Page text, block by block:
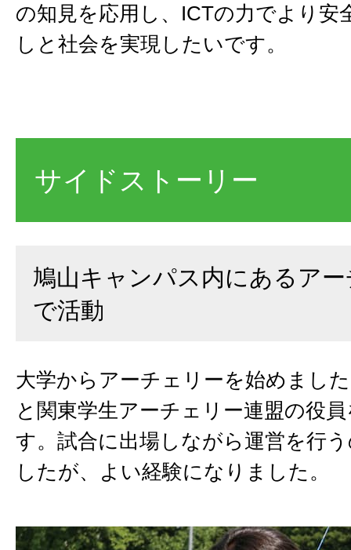
の知見を応用し、ICTの力でより安
しと社会を実現したいです。
サイドストーリー
鳩山キャンパス内にあるア
で活動
大学からアーチェリーを始めまし
と関東学生アーチェリー連盟の役
す。試合に出場しながら運営を行
したが、よい経験になりました。